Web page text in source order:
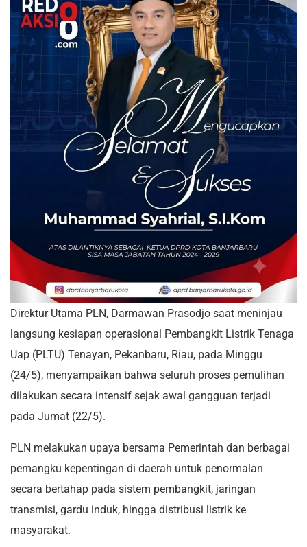
Direktur Utama PLN, Darmawan Prasodjo saat meninjau
langsung kesiapan operasional Pembangkit Listrik Tenaga
Uap (PLTU) Tenayan, Pekanbaru, Riau, pada Minggu
(24/5), menyampaikan bahwa seluruh proses pemulihan
dilakukan secara intensif sejak awal gangguan terjadi
pada Jumat (22/5).
PLN melakukan upaya bersama Pemerintah dan berbagai
pemangku kepentingan di daerah untuk penormalan
secara bertahap pada sistem pembangkit, jaringan
transmisi, gardu induk, hingga distribusi listrik ke
masyarakat.